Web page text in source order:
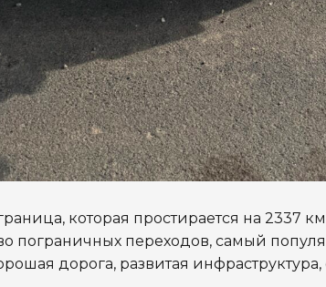
которая простирается на 2337
пограничных переходов, самый
дорога, развитая